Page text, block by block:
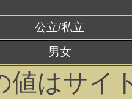
公立/私立
男女
はサイ